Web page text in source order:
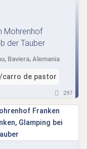
Mohrenhof
der Tauber
Baviera, Alemania
de pastor
297